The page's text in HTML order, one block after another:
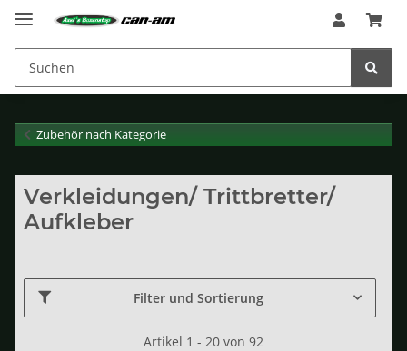
Zubehör nach Kategorie
Verkleidungen/ Trittbretter/
Aufkleber
Filter und Sortierung
Artikel 1 - 20 von 92